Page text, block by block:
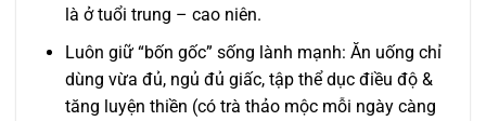
là ở tuổi trung – cao niên.
Luôn giữ “bốn gốc” sống lành mạnh: Ăn uống chỉ
dùng vừa đủ, ngủ đủ giấc, tập thể dục điều độ &
tăng luyện thiền (có trà thảo mộc mỗi ngày càng